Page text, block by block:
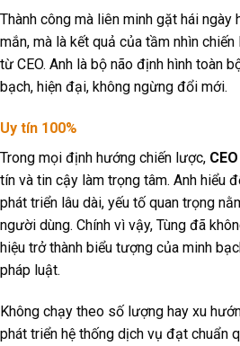
Thành công mà liên minh gặt hái ngày
mắn, mà là kết quả của tầm nhìn
từ CEO. Anh là bộ não định hình toàn
bạch, hiện đại, không ngừng đổi mới.
Uy tín 100%
Trong mọi định hướng chiến lược,
tín và tin cậy làm trọng tâm. Anh hiểu
phát triển lâu dài, yếu tố quan trọng
người dùng. Chính vì vậy, Tùng đã
hiệu trở thành biểu tượng của minh
pháp luật.
Không chạy theo số lượng hay xu
phát triển hệ thống dịch vụ đạt chuẩn